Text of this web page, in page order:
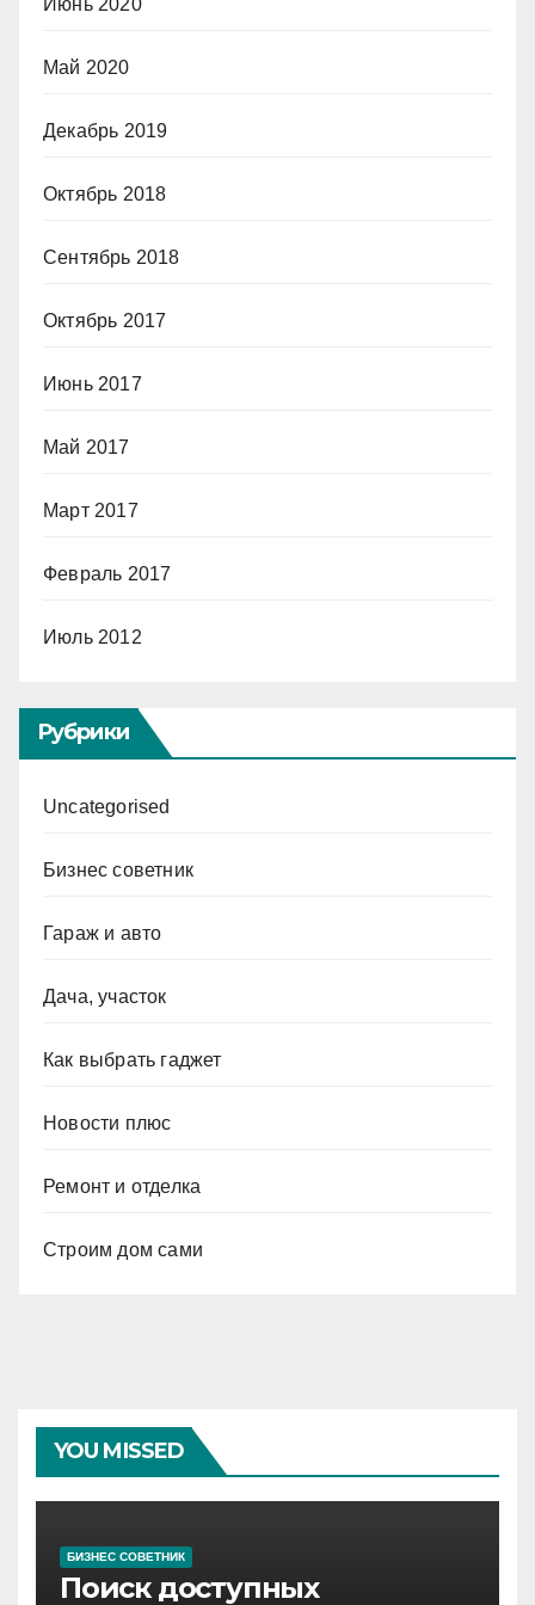
Май 2020
Декабрь 2019
Октябрь 2018
Сентябрь 2018
Октябрь 2017
Июнь 2017
Май 2017
Март 2017
Февраль 2017
Июль 2012
Рубрики
Uncategorised
Бизнес советник
Гараж и авто
Дача, участок
Как выбрать гаджет
Новости плюс
Ремонт и отделка
Строим дом сами
YOU MISSED
БИЗНЕС СОВЕТНИК
Поиск доступных